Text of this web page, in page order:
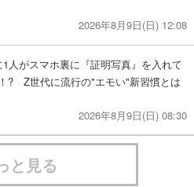
2026年8月9日(日) 12:08
1人がスマホ裏に『証明写真』を入れて
? Z世代に流行の"エモい"新習慣とは
2026年8月9日(日) 08:30
と見る